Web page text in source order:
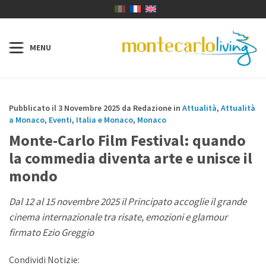
Pubblicato il 3 Novembre 2025 da Redazione in Attualità, Attualità
a Monaco, Eventi, Italia e Monaco, Monaco
Monte-Carlo Film Festival: quando
la commedia diventa arte e unisce il
mondo
Dal 12 al 15 novembre 2025 il Principato accoglie il grande
cinema internazionale tra risate, emozioni e glamour
firmato Ezio Greggio
Condividi Notizie: